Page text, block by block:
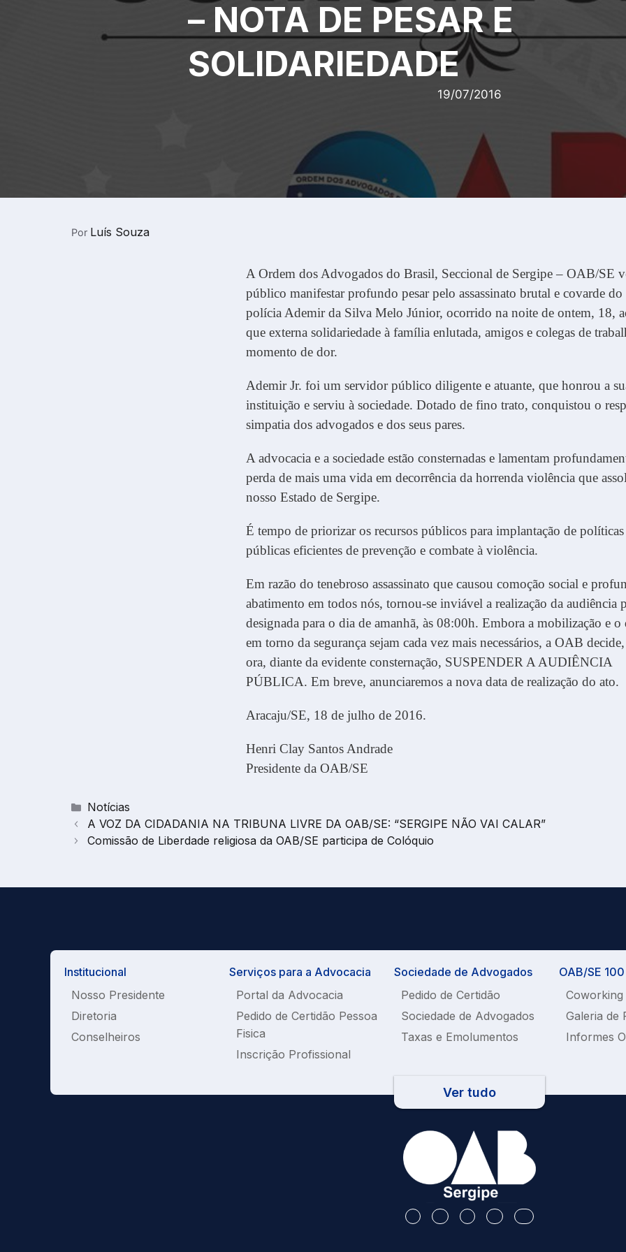
– NOTA DE PESAR E
SOLIDARIEDADE
19/07/2016
Por Luís Souza
A Ordem dos Advogados do Brasil, Seccional de Sergipe – OAB/SE
público manifestar profundo pesar pelo assassinato brutal e covarde do
polícia Ademir da Silva Melo Júnior, ocorrido na noite de ontem, 18,
que externa solidariedade à família enlutada, amigos e colegas de
momento de dor.
Ademir Jr. foi um servidor público diligente e atuante, que honrou a
instituição e serviu à sociedade. Dotado de fino trato, conquistou o
simpatia dos advogados e dos seus pares.
A advocacia e a sociedade estão consternadas e lamentam
perda de mais uma vida em decorrência da horrenda violência que
nosso Estado de Sergipe.
É tempo de priorizar os recursos públicos para implantação de políticas
públicas eficientes de prevenção e combate à violência.
Em razão do tenebroso assassinato que causou comoção social e
abatimento em todos nós, tornou-se inviável a realização da audiência
designada para o dia de amanhã, às 08:00h. Embora a mobilização e o
em torno da segurança sejam cada vez mais necessários, a OAB
ora, diante da evidente consternação, SUSPENDER A AUDIÊNCIA
PÚBLICA. Em breve, anunciaremos a nova data de realização do ato.
Aracaju/SE, 18 de julho de 2016.
Henri Clay Santos Andrade
Presidente da OAB/SE
Categorias
Notícias
A VOZ DA CIDADANIA NA TRIBUNA LIVRE DA OAB/SE: “SERGIPE NÃO VAI CALAR”
Comissão de Liberdade religiosa da OAB/SE participa de Colóquio
Institucional
Nosso Presidente
Diretoria
Conselheiros
Serviços para a Advocacia
Portal da Advocacia
Pedido de Certidão Pessoa
Fisica
Inscrição Profissional
Sociedade de Advogados
Pedido de Certidão
Sociedade de Advogados
Taxas e Emolumentos
OAB/SE
Coworking
Galeria de
Informes
Ver tudo